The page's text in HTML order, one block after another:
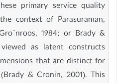
primary service quality
context of Parasuraman,
1984; or Brady &
as latent constructs
that are distinct for
& Cronin, 2001). This